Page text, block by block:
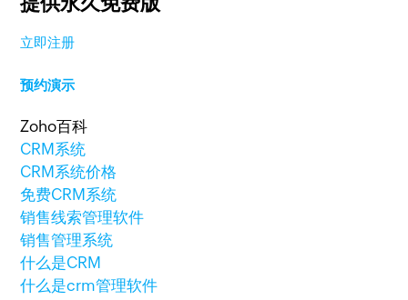
立即注册
预约演示
Zoho百科
CRM系统
CRM系统价格
免费CRM系统
销售线索管理软件
销售管理系统
什么是CRM
什么是crm管理软件